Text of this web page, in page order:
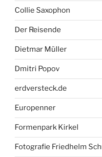
Collie Saxophon
Der Reisende
Dietmar Müller
Dmitri Popov
erdversteck.de
Europenner
Formenpark Kirkel
Fotografie Friedhelm